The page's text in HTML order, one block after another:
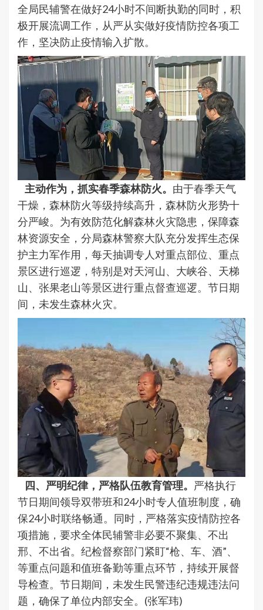
全局民辅警在做好24小时不间断执勤的同时，积
极开展流调工作，从严从实做好疫情防控各项工
作，坚决防止疫情输入扩散。
主动作为，抓实春季森林防火。 由于春季天气
干燥，森林防火等级持续高升，森林防火形势十
分严峻。为有效防范化解森林火灾隐患，保障森
林资源安全，分局森林警察大队充分发挥生态保
护主力军作用，每天抽调专人对重点部位、重点
景区进行巡逻，特别是对天河山、大峡谷、天梯
山、张果老山等景区进行重点督查巡逻。节日期
间，未发生森林火灾。
四、严明纪律，严格队伍教育管理。 严格执行
节日期间领导双带班和24小时专人值班制度，确
保24小时联络畅通。同时，严格落实疫情防控各
项措施，要求全体民辅警非必要不聚集、不出
邢、不出省。纪检督察部门紧盯“枪、车、酒”、
等重点问题和值班备勤等重点环节，持续开展督
导检查。节日期间，未发生民警违纪违规违法问
题，确保了单位内部安全。(张军玮)